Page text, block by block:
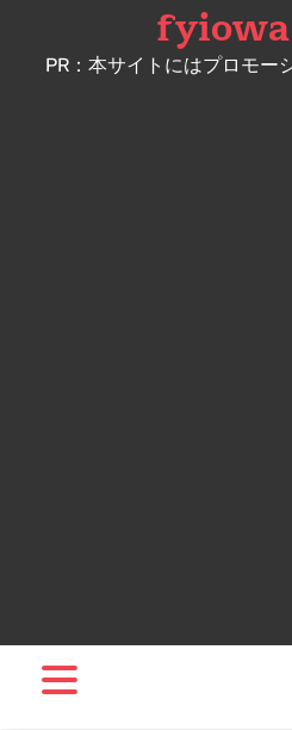
contentPR：本サイトにはプロモー